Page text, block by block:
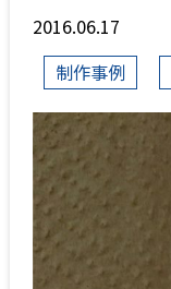
2016.06.17
制作事例